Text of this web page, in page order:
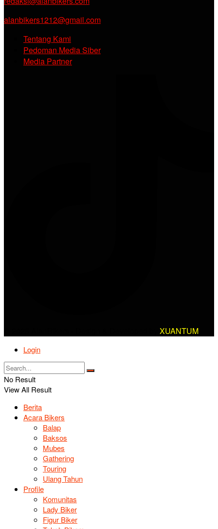
alanbikers1212@gmail.com
Tentang Kami
Pedoman Media Siber
Media Partner
XUANTUM
Login
No Result
View All Result
Berita
Acara Bikers
Balap
Baksos
Mubes
Gathering
Touring
Ulang Tahun
Profile
Komunitas
Lady Biker
Figur Biker